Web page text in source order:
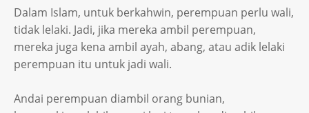
Dalam Islam, untuk berkahwin, perempuan perlu wali,
tidak lelaki. Jadi, jika mereka ambil perempuan,
mereka juga kena ambil ayah, abang, atau adik lelaki
perempuan itu untuk jadi wali.
Andai perempuan diambil orang bunian,